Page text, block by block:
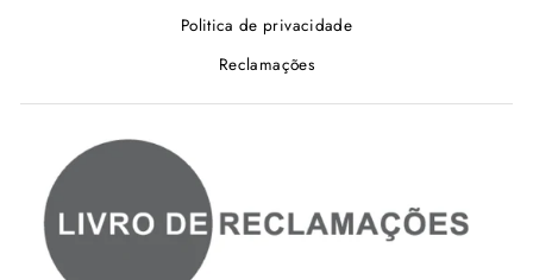
Politica de privacidade
Reclamações